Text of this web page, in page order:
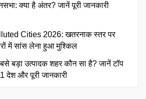
क्या है अंतर? जानें पूरी जानकारी
Cities 2026: खतरनाक स्तर पर
में सांस लेना हुआ मुश्किल
बड़ा उत्पादक शहर कौन सा है? जानें टॉप
देश और पूरी जानकारी